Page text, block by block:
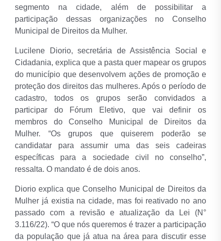
segmento na cidade, além de possibilitar a
participação dessas organizações no Conselho
Municipal de Direitos da Mulher.
Lucilene Diorio, secretária de Assistência Social e
Cidadania, explica que a pasta quer mapear os grupos
do município que desenvolvem ações de promoção e
proteção dos direitos das mulheres. Após o período de
cadastro, todos os grupos serão convidados a
participar do Fórum Eletivo, que vai definir os
membros do Conselho Municipal de Direitos da
Mulher. “Os grupos que quiserem poderão se
candidatar para assumir uma das seis cadeiras
específicas para a sociedade civil no conselho”,
ressalta. O mandato é de dois anos.
Diorio explica que Conselho Municipal de Direitos da
Mulher já existia na cidade, mas foi reativado no ano
passado com a revisão e atualização da Lei (N°
3.116/22). “O que nós queremos é trazer a participação
da população que já atua na área para discutir esse